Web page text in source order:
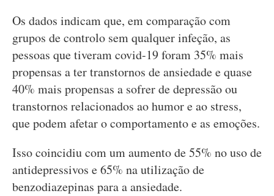
Os dados indicam que, em comparação com
grupos de controlo sem qualquer infeção, as
pessoas que tiveram covid-19 foram 35% mais
propensas a ter transtornos de ansiedade e quase
40% mais propensas a sofrer de depressão ou
transtornos relacionados ao humor e ao stress,
que podem afetar o comportamento e as emoções.
Isso coincidiu com um aumento de 55% no uso de
antidepressivos e 65% na utilização de
benzodiazepinas para a ansiedade.